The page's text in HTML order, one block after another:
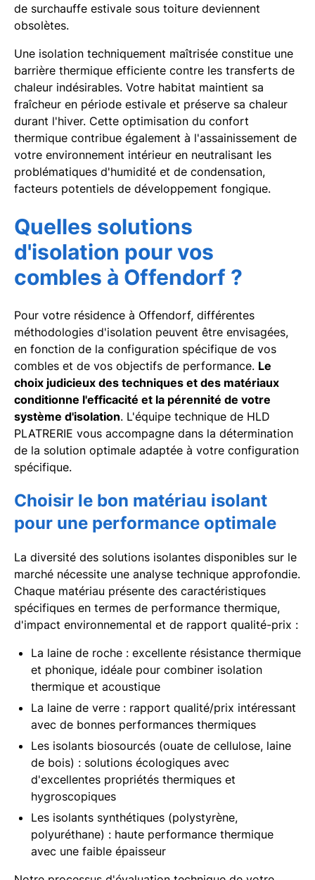
de surchauffe estivale sous toiture deviennent
obsolètes.
Une isolation techniquement maîtrisée constitue une
barrière thermique efficiente contre les transferts de
chaleur indésirables. Votre habitat maintient sa
fraîcheur en période estivale et préserve sa chaleur
durant l'hiver. Cette optimisation du confort
thermique contribue également à l'assainissement de
votre environnement intérieur en neutralisant les
problématiques d'humidité et de condensation,
facteurs potentiels de développement fongique.
Quelles solutions
d'isolation pour vos
combles à Offendorf ?
Pour votre résidence à Offendorf, différentes
méthodologies d'isolation peuvent être envisagées,
en fonction de la configuration spécifique de vos
combles et de vos objectifs de performance. Le
choix judicieux des techniques et des matériaux
conditionne l'efficacité et la pérennité de votre
système d'isolation. L'équipe technique de HLD
PLATRERIE vous accompagne dans la détermination
de la solution optimale adaptée à votre configuration
spécifique.
Choisir le bon matériau isolant
pour une performance optimale
La diversité des solutions isolantes disponibles sur le
marché nécessite une analyse technique approfondie.
Chaque matériau présente des caractéristiques
spécifiques en termes de performance thermique,
d'impact environnemental et de rapport qualité-prix :
La laine de roche : excellente résistance thermique
et phonique, idéale pour combiner isolation
thermique et acoustique
La laine de verre : rapport qualité/prix intéressant
avec de bonnes performances thermiques
Les isolants biosourcés (ouate de cellulose, laine
de bois) : solutions écologiques avec
d'excellentes propriétés thermiques et
hygroscopiques
Les isolants synthétiques (polystyrène,
polyuréthane) : haute performance thermique
avec une faible épaisseur